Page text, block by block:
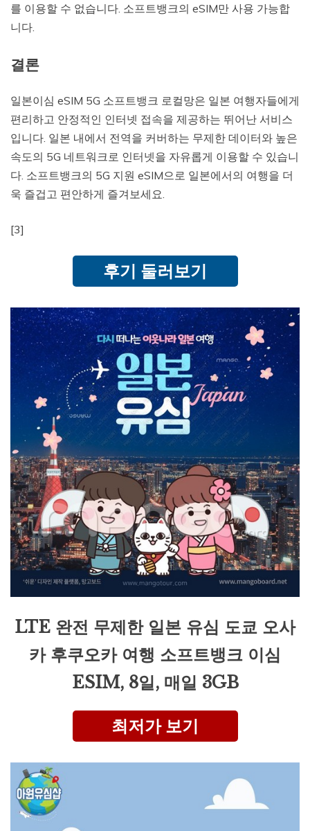
를 이용할 수 없습니다. 소프트뱅크의 eSIM만 사용 가능합
니다.
결론
일본이심 eSIM 5G 소프트뱅크 로컬망은 일본 여행자들에게
편리하고 안정적인 인터넷 접속을 제공하는 뛰어난 서비스
입니다. 일본 내에서 전역을 커버하는 무제한 데이터와 높은
속도의 5G 네트워크로 인터넷을 자유롭게 이용할 수 있습니
다. 소프트뱅크의 5G 지원 eSIM으로 일본에서의 여행을 더
욱 즐겁고 편안하게 즐겨보세요.
[3]
후기 둘러보기
LTE 완전 무제한 일본 유심 도쿄 오사
카 후쿠오카 여행 소프트뱅크 이심
ESIM, 8일, 매일 3GB
최저가 보기